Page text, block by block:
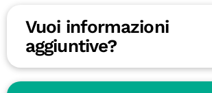
Vuoi informazioni
aggiuntive?